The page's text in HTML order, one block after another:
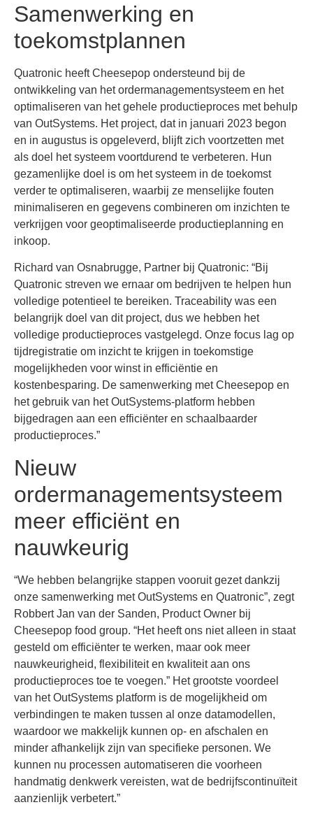
Samenwerking en
toekomstplannen
Quatronic heeft Cheesepop ondersteund bij de
ontwikkeling van het ordermanagementsysteem en het
optimaliseren van het gehele productieproces met behulp
van OutSystems. Het project, dat in januari 2023 begon
en in augustus is opgeleverd, blijft zich voortzetten met
als doel het systeem voortdurend te verbeteren. Hun
gezamenlijke doel is om het systeem in de toekomst
verder te optimaliseren, waarbij ze menselijke fouten
minimaliseren en gegevens combineren om inzichten te
verkrijgen voor geoptimaliseerde productieplanning en
inkoop.
Richard van Osnabrugge, Partner bij Quatronic: “Bij
Quatronic streven we ernaar om bedrijven te helpen hun
volledige potentieel te bereiken. Traceability was een
belangrijk doel van dit project, dus we hebben het
volledige productieproces vastgelegd. Onze focus lag op
tijdregistratie om inzicht te krijgen in toekomstige
mogelijkheden voor winst in efficiëntie en
kostenbesparing. De samenwerking met Cheesepop en
het gebruik van het OutSystems-platform hebben
bijgedragen aan een efficiënter en schaalbaarder
productieproces.”
Nieuw
ordermanagementsysteem
meer efficiënt en
nauwkeurig
“We hebben belangrijke stappen vooruit gezet dankzij
onze samenwerking met OutSystems en Quatronic”, zegt
Robbert Jan van der Sanden, Product Owner bij
Cheesepop food group. “Het heeft ons niet alleen in staat
gesteld om efficiënter te werken, maar ook meer
nauwkeurigheid, flexibiliteit en kwaliteit aan ons
productieproces toe te voegen.” Het grootste voordeel
van het OutSystems platform is de mogelijkheid om
verbindingen te maken tussen al onze datamodellen,
waardoor we makkelijk kunnen op- en afschalen en
minder afhankelijk zijn van specifieke personen. We
kunnen nu processen automatiseren die voorheen
handmatig denkwerk vereisten, wat de bedrijfscontinuïteit
aanzienlijk verbetert.”